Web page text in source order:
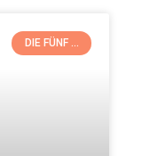
DIE FÜNF ...